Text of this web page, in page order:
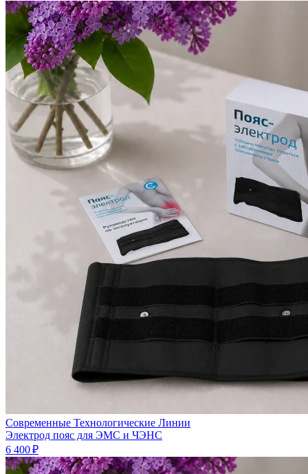
Современные Технологические Линии
Электрод пояс для ЭМС и ЧЭНС
6 400 ₽